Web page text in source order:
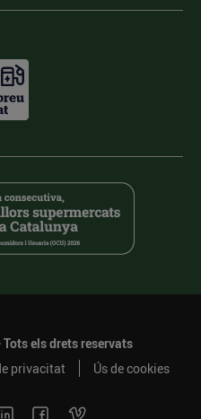
Tots els drets reservats
privacitat Ús de cookies